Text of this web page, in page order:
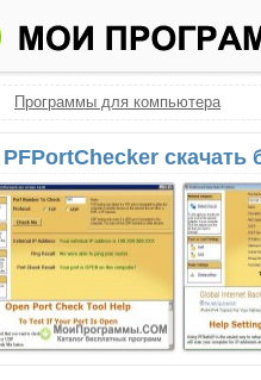
Программы для компьютера
PFPortChecker скачать